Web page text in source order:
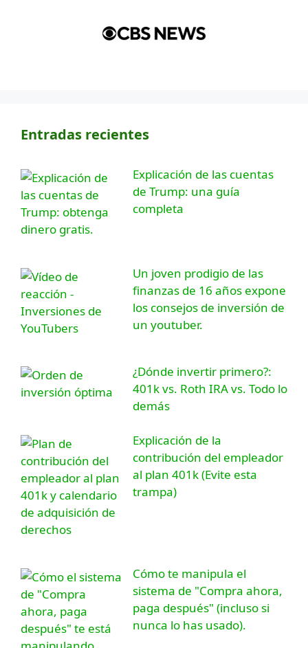
Entradas recientes
Explicación de las cuentas
de Trump: una guía
completa
Un joven prodigio de las
finanzas de 16 años expone
los consejos de inversión de
un youtuber.
¿Dónde invertir primero?:
401k vs. Roth IRA vs. Todo lo
demás
Explicación de la
contribución del empleador
al plan 401k (Evite esta
trampa)
Cómo te manipula el
sistema de "Compra ahora,
paga después" (incluso si
nunca lo has usado).